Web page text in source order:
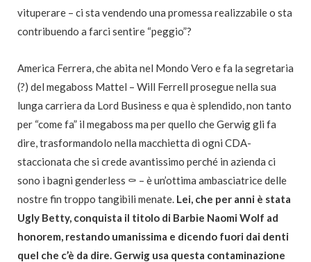
vituperare – ci sta vendendo una promessa realizzabile o sta
contribuendo a farci sentire “peggio”?
America Ferrera, che abita nel Mondo Vero e fa la segretaria
(?) del megaboss Mattel – Will Ferrell prosegue nella sua
lunga carriera da Lord Business e qua è splendido, non tanto
per “come fa” il megaboss ma per quello che Gerwig gli fa
dire, trasformandolo nella macchietta di ogni CDA-
staccionata che si crede avantissimo perché in azienda ci
sono i bagni genderless ⚰️ – è un’ottima ambasciatrice delle
nostre fin troppo tangibili menate. Lei, che per anni è stata
Ugly Betty, conquista il titolo di Barbie Naomi Wolf ad
honorem, restando umanissima e dicendo fuori dai denti
quel che c’è da dire. Gerwig usa questa contaminazione